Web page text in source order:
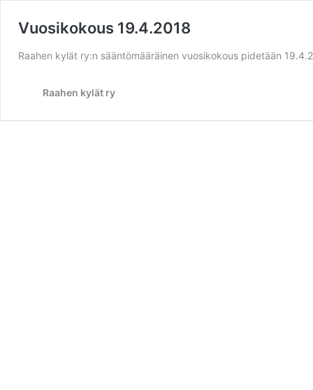
Vuosikokous 19.4.2018
Raahen kylät ry:n sääntömääräinen vuosikokous pidetään
Raahen kylät ry